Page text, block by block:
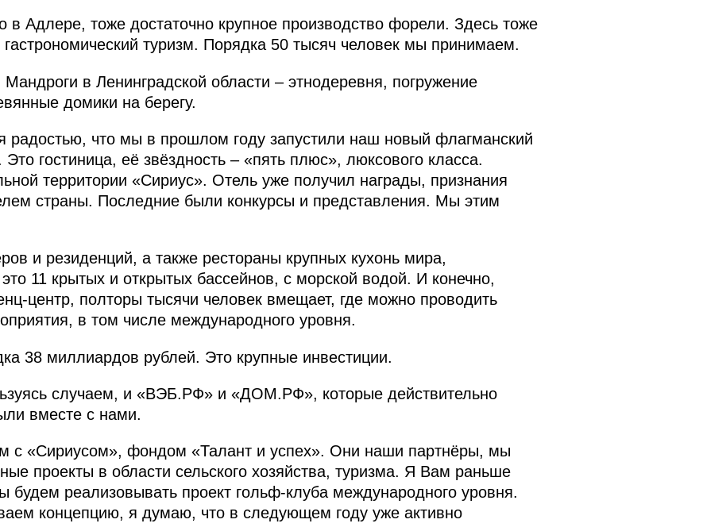
в Адлере, тоже достаточно крупное производство форели. Здесь тоже
туризм. Порядка 50 тысяч человек мы принимаем.
в Ленинградской области – этнодеревня, погружение
домики на берегу.
радостью, что мы в прошлом году запустили наш новый флагманский
гостиница, её звёздность – «пять плюс», люксового класса.
территории «Сириус». Отель уже получил награды, признания
страны. Последние были конкурсы и представления. Мы этим
и резиденций, а также рестораны крупных кухонь мира,
11 крытых и открытых бассейнов, с морской водой. И конечно,
центр, полторы тысячи человек вмещает, где можно проводить
в том числе международного уровня.
38 миллиардов рублей. Это крупные инвестиции.
случаем, и «ВЭБ.РФ» и «ДОМ.РФ», которые действительно
вместе с нами.
с «Сириусом», фондом «Талант и успех». Они наши партнёры, мы
проекты в области сельского хозяйства, туризма. Я Вам раньше
будем реализовывать проект гольф-клуба международного уровня.
концепцию, я думаю, что в следующем году уже активно